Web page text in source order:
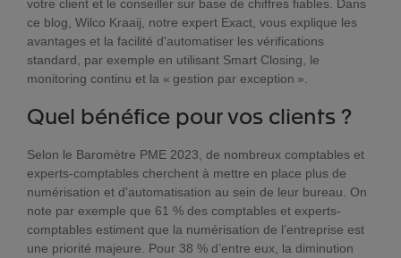
votre client et le conseiller sur base de chiffres fiables. Dans
ce blog, Wilco Kraaij, notre expert Exact, vous explique les
avantages et la facilité d'automatiser les vérifications
standard, par exemple en utilisant Smart Closing, le
monitoring continu et la « gestion par exception ».
Quel bénéfice pour vos clients ?
Selon le Baromètre PME 2023, de nombreux comptables et
experts-comptables cherchent à mettre en place plus de
numérisation et d'automatisation au sein de leur bureau. On
note par exemple que 61 % des comptables et experts-
comptables estiment que la numérisation de l’entreprise est
une priorité majeure. Pour 38 % d’entre eux, la diminution